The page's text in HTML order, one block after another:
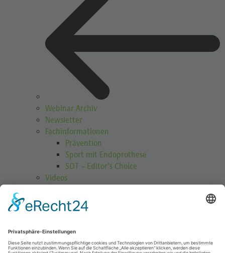
Webinar Archiv
Newsletter
Fachinformationen
Prävention
Sport mit Endoprothese
SOT – Editor’s Choice
Videos
Schulterübungen
Höhenmedizin
Publikationen